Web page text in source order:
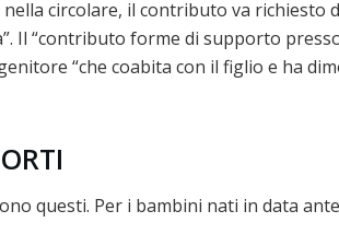
circolare, il contributo va richiesto
Il “contributo forme di supporto
“che coabita con il figlio e ha
questi. Per i bambini nati in data